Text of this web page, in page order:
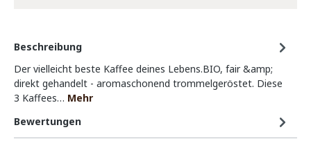
Beschreibung
Der vielleicht beste Kaffee deines Lebens.BIO, fair &amp;
direkt gehandelt - aromaschonend trommelgeröstet. Diese
3 Kaffees… Mehr
Bewertungen